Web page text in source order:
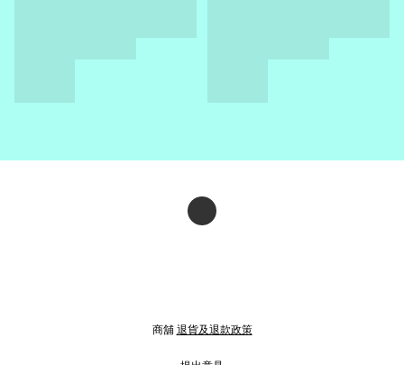
商舖 退貨及退款政策